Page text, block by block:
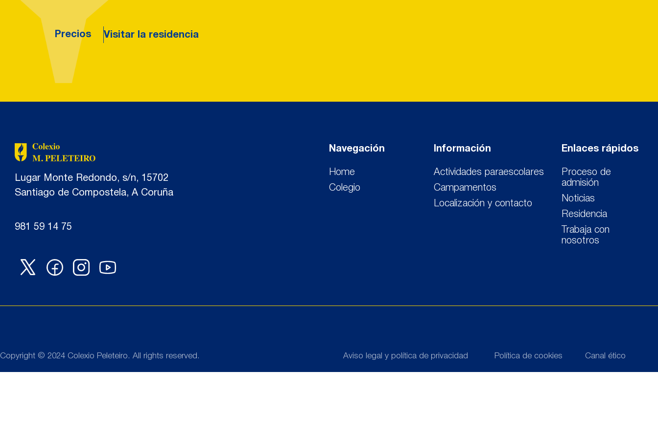
Precios Visitar la residencia
Lugar Monte Redondo, s/n, 15702
Santiago de Compostela, A Coruña
981 59 14 75
Navegación
Home
Colegio
Información
Actividades paraescolares
Campamentos
Localización y contacto
Enlaces rápidos
Proceso de
admisión
Noticias
Residencia
Trabaja con
nosotros
Copyright © 2024 Colexio Peleteiro. All rights reserved. Aviso legal y política de privacidad Política de cookies Canal ético